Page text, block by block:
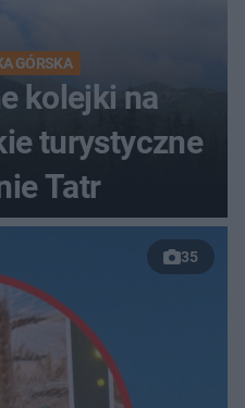
GÓRSKA
kolejki na
turystyczne
Tatr
35